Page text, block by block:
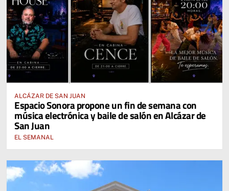
ALCÁZAR DE SAN JUAN
Espacio Sonora propone un fin de semana con
música electrónica y baile de salón en Alcázar de
San Juan
EL SEMANAL